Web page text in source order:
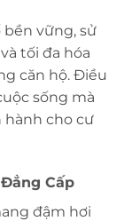
vững, sử
tối đa hóa
căn hộ. Điều
sống mà
hành cho cư
Cấp
đậm hơi